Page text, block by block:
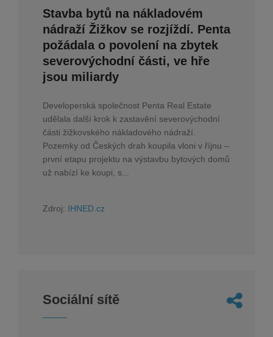
Stavba bytů na nákladovém
nádraží Žižkov se rozjíždí. Penta
požádala o povolení na zbytek
severovýchodní části, ve hře
jsou miliardy
Developerská společnost Penta Real Estate
udělala další krok k zastavění severovýchodní
části žižkovského nákladového nádraží.
Pozemky od Českých drah koupila vloni v říjnu –
první etapu projektu na výstavbu bytových domů
už nabízí ke koupi, s...
Zdroj: IHNED.cz
Sociální sítě